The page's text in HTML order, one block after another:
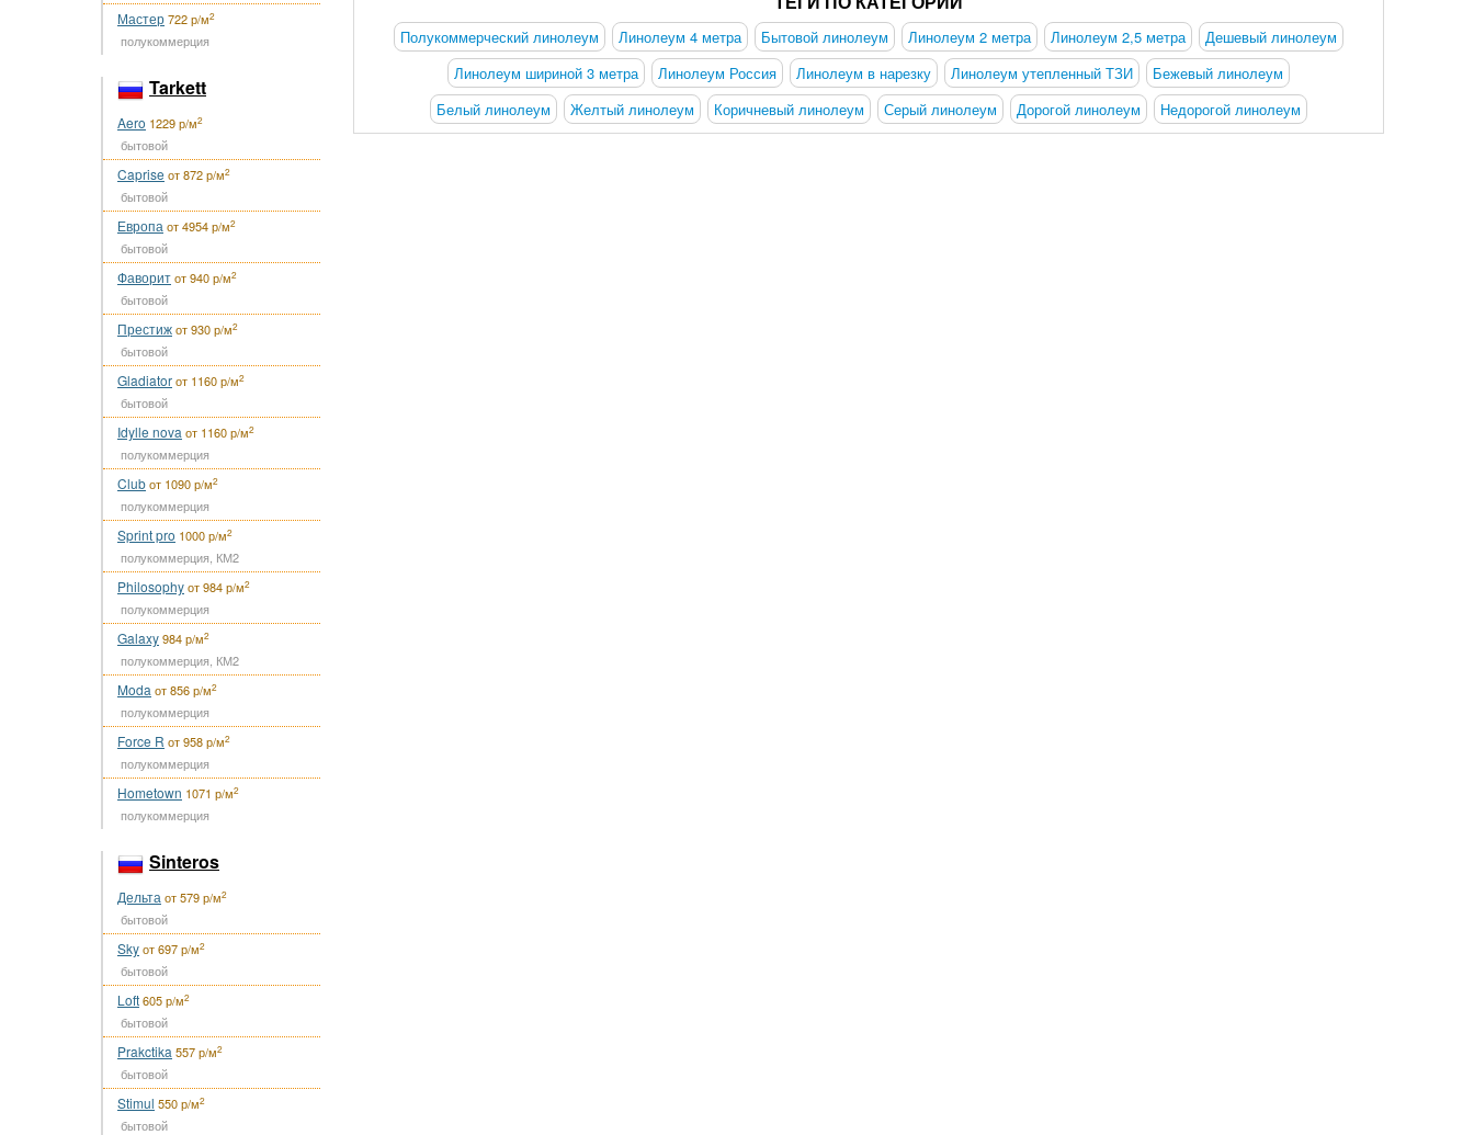
Мастер722 р/м2
полукоммерция
Tarkett
Aero 1229 р/м2
бытовой
Caprise от 872 р/м2
бытовой
Европа от 4954 р/м2
бытовой
Фаворитот 940 р/м2
бытовой
Престижот 930 р/м2
бытовой
Gladiatorот 1160 р/м2
бытовой
Idylle nova от 1160 р/м2
полукоммерция
Clubот 1090 р/м2
полукоммерция
Sprint pro 1000 р/м2
полукоммерция, КМ2
Philosophyот 984 р/м2
полукоммерция
Galaxy984 р/м2
полукоммерция, КМ2
Moda от 856 р/м2
полукоммерция
Force R от 958 р/м2
полукоммерция
Hometown 1071 р/м2
полукоммерция
Sinteros
Дельта от 579 р/м2
бытовой
Skyот 697 р/м2
бытовой
Loft605 р/м2
бытовой
Prakctika 557 р/м2
бытовой
Stimul 550 р/м2
бытовой
Полукоммерческий линолеум Линолеум 4 метра Бытовой линолеум Линолеум 2 метра Линолеум 2,5 метра
Дешевый линолеум
Линолеум шириной 3 метра
Линолеум Россия Линолеум в нарезку Линолеум утепленный ТЗИ
Бежевый линолеум
Белый линолеум
Желтый линолеум Коричневый линолеум Серый линолеум Дорогой линолеум Недорогой линолеум